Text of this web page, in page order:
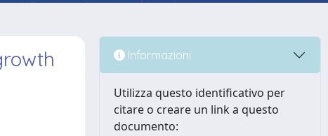
Informazioni
Utilizza questo identificativo per
citare o creare un link a questo
documento: